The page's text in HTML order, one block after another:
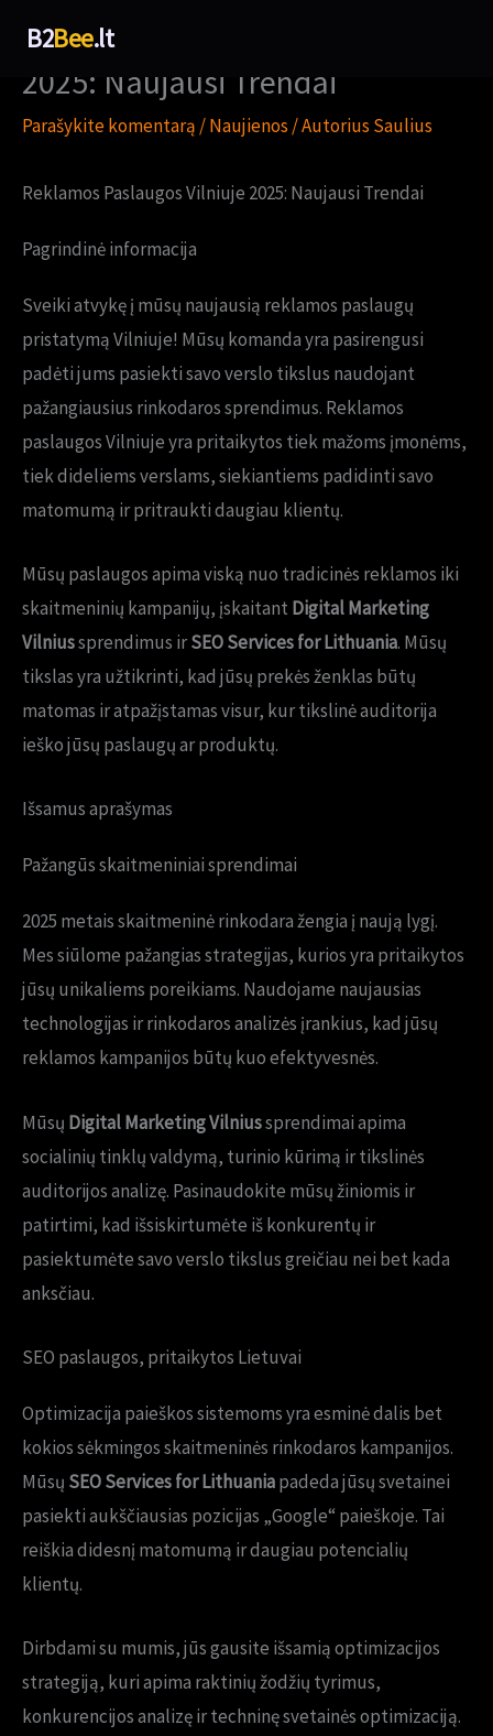
prie
turinio
B2Bee.lt
Reklamos Paslaugos Vilniuje
2025: Naujausi Trendai
Parašykite komentarą /Naujienos / Autorius Saulius
Reklamos Paslaugos Vilniuje 2025: Naujausi Trendai
Pagrindinė informacija
Sveiki atvykę į mūsų naujausią reklamos paslaugų
pristatymą Vilniuje! Mūsų komanda yra pasirengusi
padėti jums pasiekti savo verslo tikslus naudojant
pažangiausius rinkodaros sprendimus. Reklamos
paslaugos Vilniuje yra pritaikytos tiek mažoms įmonėms,
tiek dideliems verslams, siekiantiems padidinti savo
matomumą ir pritraukti daugiau klientų.
Mūsų paslaugos apima viską nuo tradicinės reklamos iki
skaitmeninių kampanijų, įskaitant Digital Marketing
Vilniussprendimus irSEO Services for Lithuania. Mūsų
tikslas yra užtikrinti, kad jūsų prekės ženklas būtų
matomas ir atpažįstamas visur, kur tikslinė auditorija
ieško jūsų paslaugų ar produktų.
Išsamus aprašymas
Pažangūs skaitmeniniai sprendimai
2025 metais skaitmeninė rinkodara žengia į naują lygį.
Mes siūlome pažangias strategijas, kurios yra pritaikytos
jūsų unikaliems poreikiams. Naudojame naujausias
technologijas ir rinkodaros analizės įrankius, kad jūsų
reklamos kampanijos būtų kuo efektyvesnės.
Mūsų Digital Marketing Vilniussprendimai apima
socialinių tinklų valdymą, turinio kūrimą ir tikslinės
auditorijos analizę. Pasinaudokite mūsų žiniomis ir
patirtimi, kad išsiskirtumėte iš konkurentų ir
pasiektumėte savo verslo tikslus greičiau nei bet kada
anksčiau.
SEO paslaugos, pritaikytos Lietuvai
Optimizacija paieškos sistemoms yra esminė dalis bet
kokios sėkmingos skaitmeninės rinkodaros kampanijos.
Mūsų SEO Services for Lithuaniapadeda jūsų svetainei
pasiekti aukščiausias pozicijas „Google“ paieškoje. Tai
reiškia didesnį matomumą ir daugiau potencialių
klientų.
Dirbdami su mumis, jūs gausite išsamią optimizacijos
strategiją, kuri apima raktinių žodžių tyrimus,
konkurencijos analizę ir techninę svetainės optimizaciją.